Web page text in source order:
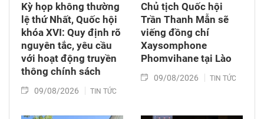
Kỳ họp không thường
lệ thứ Nhất, Quốc hội
khóa XVI: Quy định rõ
nguyên tắc, yêu cầu
với hoạt động truyền
thông chính sách
09/08/2026 TIN TỨC
Chủ tịch Quốc hội
Trần Thanh Mẫn sẽ
viếng đồng chí
Xaysomphone
Phomvihane tại Lào
09/08/2026 TIN TỨC